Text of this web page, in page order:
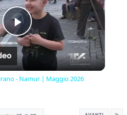
Play
Video
- Namur | Maggio 2026